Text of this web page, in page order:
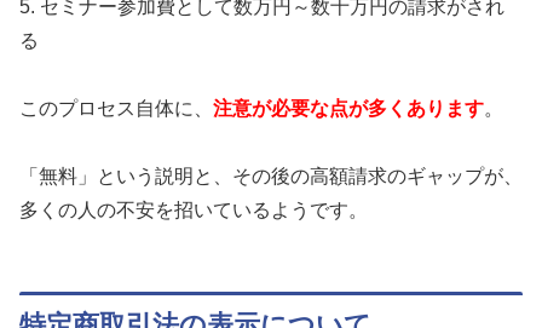
5. セミナー参加費として数万円～数十万円の請求がされ
る
このプロセス自体に、 注意が必要な点が多くあります。
「無料」という説明と、その後の高額請求のギャップが、
多くの人の不安を招いているようです。